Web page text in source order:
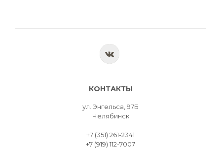
КОНТАКТЫ
ул. Энгельса, 97Б
Челябинск
+7 (351) 261-2341
+7 (919) 112-7007